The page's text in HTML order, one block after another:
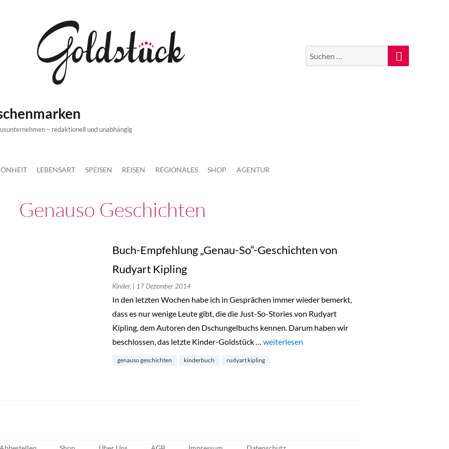
Suche
nach:
Suchen
– redaktionell und unabhängig
LEBENSART SPEISEN REISEN REGIONALES SHOP AGENTUR
Genauso Geschichten
Buch-Empfehlung „Genau-So“-Geschichten von
Rudyart Kipling
Kinder, | 17 Dezember 2014
In den letzten Wochen habe ich in Gesprächen immer wieder bemerkt,
dass es nur wenige Leute gibt, die die Just-So-Stories von Rudyart
Kipling, dem Autoren den Dschungelbuchs kennen. Darum haben wir
beschlossen, das letzte Kinder-Goldstück … „Buch-Empfehlung „Genau-So“-Geschichten von
weiterlesen
genauso geschichten kinderbuch rudyart kipling